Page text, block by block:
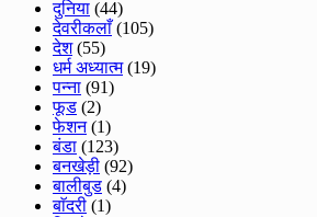
दुनिया (44)
देवरीकलाँ(105)
देश(55)
धर्म अध्यात्म(19)
पन्ना (91)
फूड (2)
फेशन(1)
बंडा (123)
बनखेड़ी (92)
बालीबुड (4)
बाॅदरी (1)